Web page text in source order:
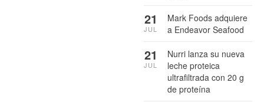
Mark Foods adquiere
a Endeavor Seafood
21
JUL
Nurri lanza su nueva
leche proteica
ultrafiltrada con 20 g
de proteína
21
JUL